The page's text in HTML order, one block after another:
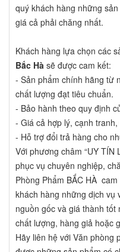
quý khách hàng những
giá cả phải chăng nhất.
Khách hàng lựa chọn các
Bắc Hà sẽ được cam kết:
- Sản phẩm chính hãng từ
chất lượng đạt tiêu chuẩn.
- Bảo hành theo quy định
- Giá cả hợp lý, cạnh
- Hỗ trợ đổi trả hàng cho
Với phương châm “UY TÍN
phục vụ chuyên nghiệp,
Phòng Phẩm BẮC HÀ
khách hàng những dịch vụ
nguồn gốc và giá thành
chất lượng, hàng giả hoặc
Hãy liên hệ với Văn phòng